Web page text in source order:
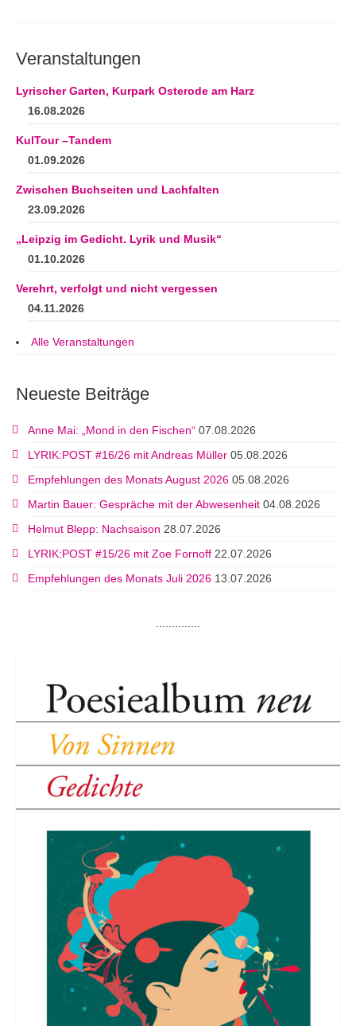
Veranstaltungen
Lyrischer Garten, Kurpark Osterode am Harz
16.08.2026
KulTour –Tandem
01.09.2026
Zwischen Buchseiten und Lachfalten
23.09.2026
„Leipzig im Gedicht. Lyrik und Musik“
01.10.2026
Verehrt, verfolgt und nicht vergessen
04.11.2026
Alle Veranstaltungen
Neueste Beiträge
Anne Mai: „Mond in den Fischen“ 07.08.2026
LYRIK:POST #16/26 mit Andreas Müller 05.08.2026
Empfehlungen des Monats August 2026 05.08.2026
Martin Bauer: Gespräche mit der Abwesenheit 04.08.2026
Helmut Blepp: Nachsaison 28.07.2026
LYRIK:POST #15/26 mit Zoe Fornoff 22.07.2026
Empfehlungen des Monats Juli 2026 13.07.2026